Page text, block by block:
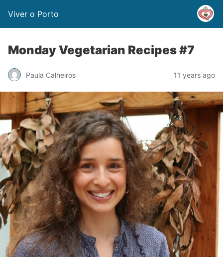
Viver o Porto
Monday Vegetarian Recipes #7
Paula Calheiros 11 years ago